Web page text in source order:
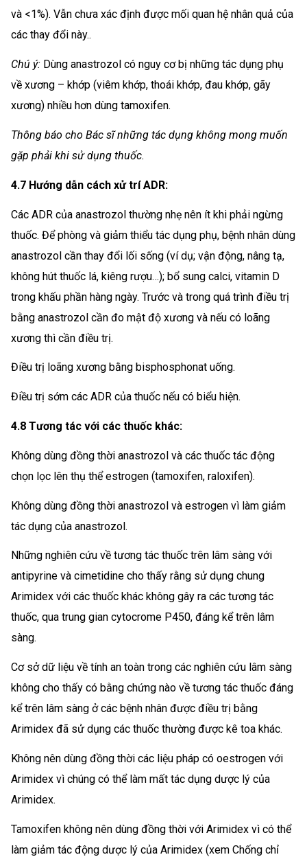
và <1%). Vẫn chưa xác định được mối quan hệ nhân quả của
các thay đổi này..
Chú ý: Dùng anastrozol có nguy cơ bị những tác dụng phụ
về xương – khớp (viêm khớp, thoái khớp, đau khớp, gãy
xương) nhiều hơn dùng tamoxifen.
Thông báo cho Bác sĩ những tác dụng không mong muốn
gặp phải khi sử dụng thuốc.
4.7 Hướng dẫn cách xử trí ADR:
Các ADR của anastrozol thường nhẹ nên ít khi phải ngừng
thuốc. Để phòng và giảm thiểu tác dụng phụ, bệnh nhân dùng
anastrozol cần thay đổi lối sống (ví dụ; vận động, nâng tạ,
không hút thuốc lá, kiêng rượu…); bổ sung calci, vitamin D
trong khấu phần hàng ngày. Trước và trong quá trình điều trị
bằng anastrozol cần đo mật độ xương và nếu có loãng
xương thì cần điều trị.
Điều trị loãng xương bằng bisphosphonat uống.
Điều trị sớm các ADR của thuốc nếu có biểu hiện.
4.8 Tương tác với các thuốc khác:
Không dùng đồng thời anastrozol và các thuốc tác động
chọn lọc lên thụ thể estrogen (tamoxifen, raloxifen).
Không dùng đồng thời anastrozol và estrogen vì làm giảm
tác dụng của anastrozol.
Những nghiên cứu về tương tác thuốc trên lâm sàng với
antipyrine và cimetidine cho thấy rằng sử dụng chung
Arimidex với các thuốc khác không gây ra các tương tác
thuốc, qua trung gian cytocrome P450, đáng kể trên lâm
sàng.
Cơ sở dữ liệu về tính an toàn trong các nghiên cứu lâm sàng
không cho thấy có bằng chứng nào về tương tác thuốc đáng
kể trên lâm sàng ở các bệnh nhân được điều trị bằng
Arimidex đã sử dụng các thuốc thường được kê toa khác.
Không nên dùng đồng thời các liệu pháp có oestrogen với
Arimidex vì chúng có thể làm mất tác dụng dược lý của
Arimidex.
Tamoxifen không nên dùng đồng thời với Arimidex vì có thể
làm giảm tác động dược lý của Arimidex (xem Chống chỉ